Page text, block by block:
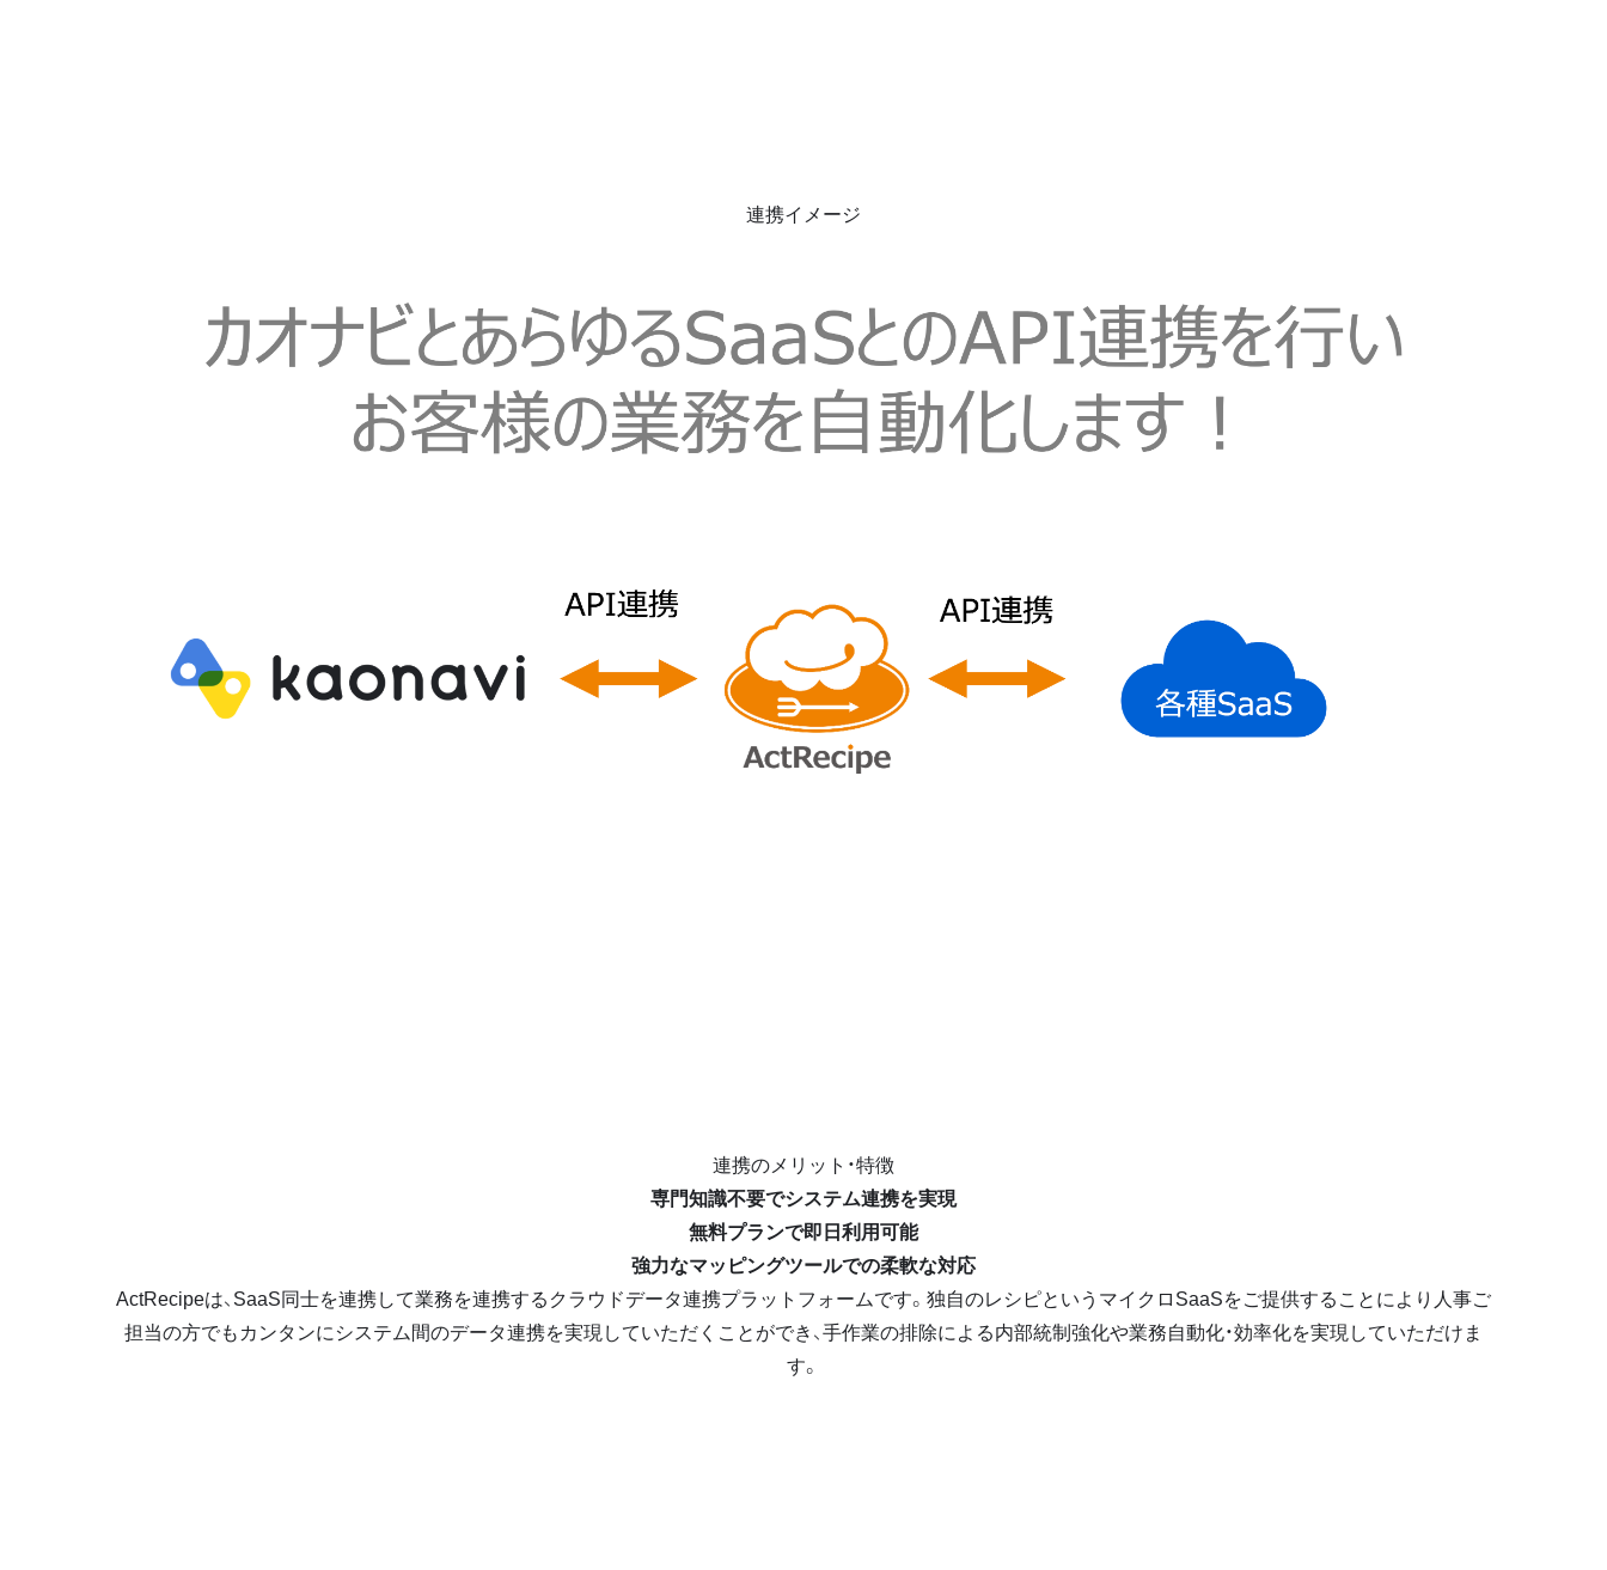
連携イメージ
連携のメリット・特徴
専門知識不要でシステム連携を実現
無料プランで即日利用可能
強力なマッピングツールでの柔軟な対応
ActRecipeは、SaaS同士を連携して業務を連携するクラウドデータ連携プラットフォームです。独自のレシピというマイクロSaaSをご提供することにより人事ご
担当の方でもカンタンにシステム間のデータ連携を実現していただくことができ、手作業の排除による内部統制強化や業務自動化・効率化を実現していただけま
す。